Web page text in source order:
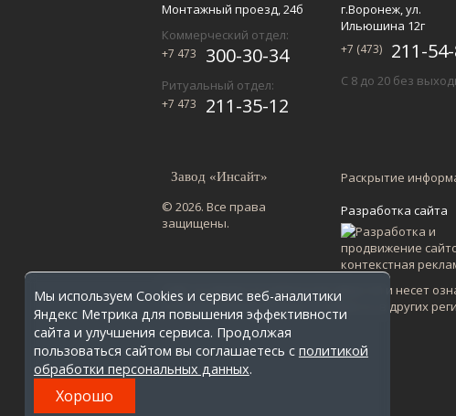
Монтажный проезд, 24б
Коммерческий отдел:
+7 473 300-30-34
Ритуальный отдел:
+7 473 211-35-12
г.Воронеж, ул.
Ильюшина 12г
+7 (473) 211-54-
С 8 до 20 без
Завод «Инсайт»
© 2026. Все права
защищены.
Раскрытие
Разработка сайта
Сайт не является публичной офертой и несет
по Воронежской области. Стоимость в других
Мы используем Cookies и сервис веб-аналитики
Яндекс Метрика для повышения эффективности
сайта и улучшения сервиса. Продолжая
пользоваться сайтом вы соглашаетесь с политикой
обработки персональных данных.
Хорошо